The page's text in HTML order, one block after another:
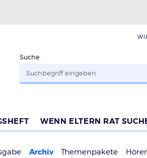
Suche
WENN ELTERN RAT
Archiv Themenpakete